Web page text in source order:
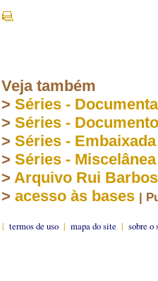
Veja também
> Séries -
> Séries -
> Séries -
> Séries - Miscelânea
> Arquivo Rui
> acesso às bases |
| termos de uso | mapa do site | sobre o